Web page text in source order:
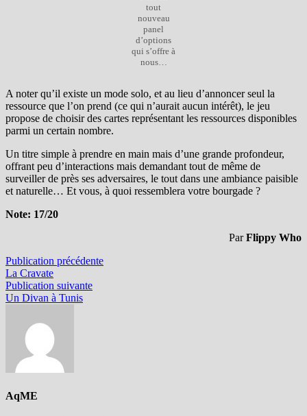
tout
nouveau
panel
d’options
qui s’offre à
nous…
A noter qu’il existe un mode solo, et au lieu d’annoncer seul la
ressource que l’on prend (ce qui n’aurait aucun intérêt), le jeu
propose de choisir des cartes représentant les ressources disponibles
parmi un certain nombre.
Un titre simple à prendre en main mais d’une grande profondeur,
offrant peu d’interactions mais demandant tout de même de
surveiller de près ses adversaires, le tout dans une ambiance paisible
et naturelle… Et vous, à quoi ressemblera votre bourgade ?
Note: 17/20
ParFlippy Who
Navigation
de
l’article
Publication précédentePublication
La Cravate
Publication suivantePublication
Un Divan à Tunis
AqME